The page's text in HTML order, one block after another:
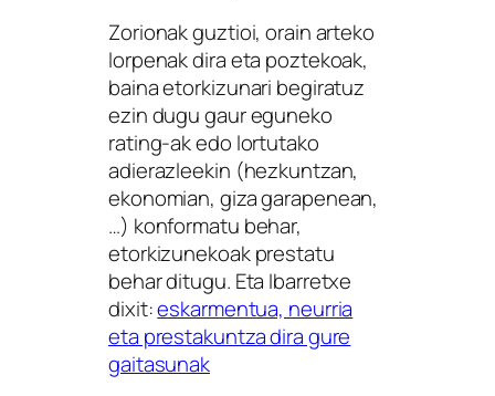
Zorionak guztioi, orain arteko
lorpenak dira eta poztekoak,
baina etorkizunari begiratuz
ezin dugu gaur eguneko
rating-ak edo lortutako
adierazleekin (hezkuntzan,
ekonomian, giza garapenean,
…) konformatu behar,
etorkizunekoak prestatu
behar ditugu. Eta Ibarretxe
dixit:eskarmentua, neurria
eta prestakuntza dira gure
gaitasunak